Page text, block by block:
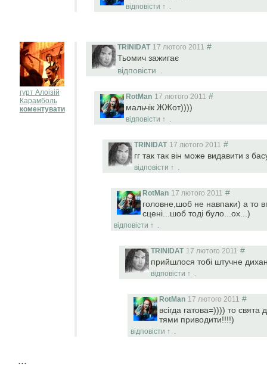
відповісти ↑ .
TRINIDAT 17 лютого 2011
#
Тьомич зажигає
відповісти
RotMan 17 лютого 2011
#
мальчік ЖЖот))))
відповісти ↑ .
TRINIDAT 17 лютого 2011
#
гг так так він може видавити з
відповісти ↑ .
RotMan 17 лютого 2011
#
головне,шоб не навпаки) а то
сцені...шоб тоді було...ох...)
відповісти ↑ .
TRINIDAT 17 лютого 2011
#
прийшлося тобі штучне
відповісти ↑ .
RotMan 17 лютого 2011
#
всігда гатова=)))) то свята
тями приводити!!!!)
відповісти ↑ .
гурт Алоізій
Карамболь
коментувати
...